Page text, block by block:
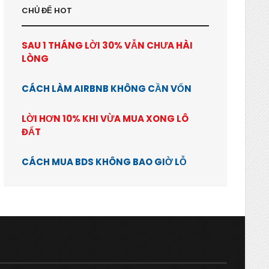
CHỦ ĐỂ HOT
SAU 1 THÁNG LỜI 30% VẪN CHƯA HÀI
LÒNG
CÁCH LÀM AIRBNB KHÔNG CẦN VỐN
LỜI HƠN 10% KHI VỪA MUA XONG LÔ
ĐẤT
CÁCH MUA BDS KHÔNG BAO GIỜ LỖ